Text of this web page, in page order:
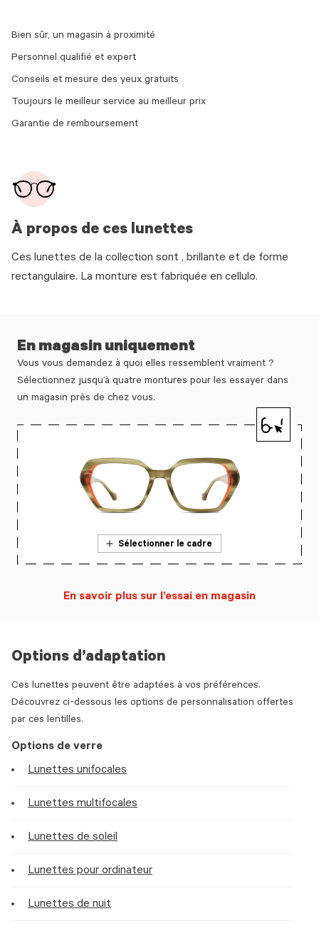
À propos de ces lunettes
Ces lunettes de la collection sont , brillante et de forme
rectangulaire. La monture est fabriquée en cellulo.
Bien sûr, un magasin à proximité
Personnel qualifié et expert
Conseils et mesure des yeux gratuits
Toujours le meilleur service au meilleur prix
Garantie de remboursement
Options d’adaptation
Ces lunettes peuvent être adaptées à vos préférences.
Découvrez ci-dessous les options de personnalisation offertes
par ces lentilles.
Options de verre
Lunettes unifocales
Lunettes multifocales
Lunettes de soleil
Lunettes pour ordinateur
Lunettes de nuit
En magasin uniquement
Vous vous demandez à quoi elles ressemblent vraiment ?
Sélectionnez jusqu’à quatre montures pour les essayer dans
un magasin près de chez vous.
Sélectionner le cadre
En savoir plus sur l’essai en magasin